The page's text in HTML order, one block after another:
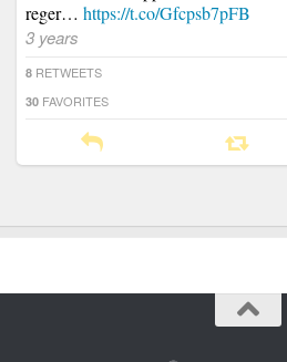
reger… https://t.co/Gfcpsb7pFB
3 years
8 RETWEETS
30 FAVORITES